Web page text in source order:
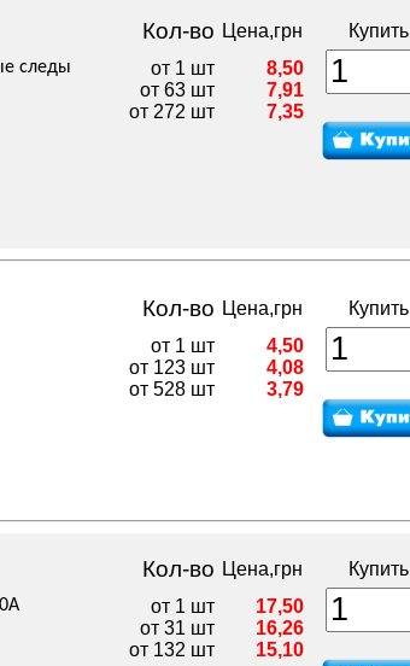
следы
Кол-во Цена,грн
Купить
от 1 шт
от 63 шт
от 272 шт
8,50
7,91
7,35
Кол-во Цена,грн
Купить
от 1 шт
от 123 шт
от 528 шт
4,50
4,08
3,79
Кол-во Цена,грн
Купить
от 1 шт
от 31 шт
от 132 шт
17,50
16,26
15,10